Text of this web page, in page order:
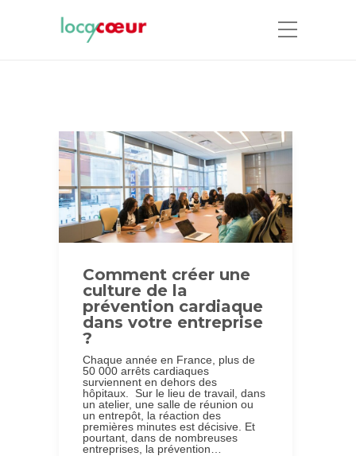
Comment créer une
culture de la
prévention cardiaque
dans votre entreprise
?
Chaque année en France, plus de
50 000 arrêts cardiaques
surviennent en dehors des
hôpitaux. Sur le lieu de travail, dans
un atelier, une salle de réunion ou
un entrepôt, la réaction des
premières minutes est décisive. Et
pourtant, dans de nombreuses
entreprises, la prévention…